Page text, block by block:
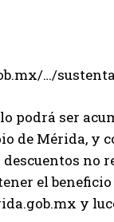
…/
podrá ser
de Mérida, y
no
el
y